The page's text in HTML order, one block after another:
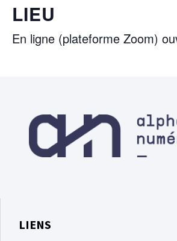
LIEU
En ligne (plateforme Zoom)
LIENS